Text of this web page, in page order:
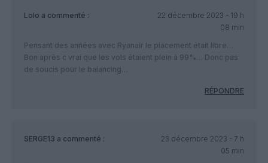
Lolo a commenté :
22 décembre 2023 - 19 h
08 min
Pensant des années avec Ryanair le placement était libre…
Bon après c vrai que les vols étaient plein à 99%… Donc pas
de soucis pour le balancing…
RÉPONDRE
SERGE13 a commenté :
23 décembre 2023 - 7 h
05 min